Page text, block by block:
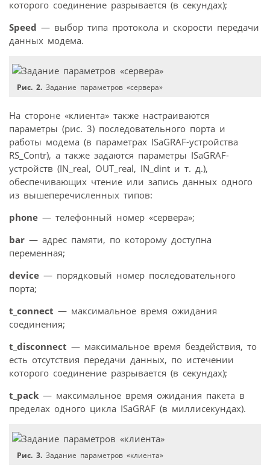
которого соединение разрывается (в секундах);
Speed — выбор типа протокола и скорости передачи
данных модема.
Рис. 2. Задание параметров «сервера»
На стороне «клиента» также настраиваются
параметры (рис. 3) последовательного порта и
работы модема (в параметрах ISaGRAF-устройства
RS_Contr), а также задаются параметры ISaGRAF-
устройств (IN_real, OUT_real, IN_dint и т. д.),
обеспечивающих чтение или запись данных одного
из вышеперечисленных типов:
phone — телефонный номер «сервера»;
bar — адрес памяти, по которому доступна
переменная;
device — порядковый номер последовательного
порта;
t_connect — максимальное время ожидания
соединения;
t_disconnect — максимальное время бездействия, то
есть отсутствия передачи данных, по истечении
которого соединение разрывается (в секундах);
t_pack — максимальное время ожидания пакета в
пределах одного цикла ISaGRAF (в миллисекундах).
Рис. 3. Задание параметров «клиента»